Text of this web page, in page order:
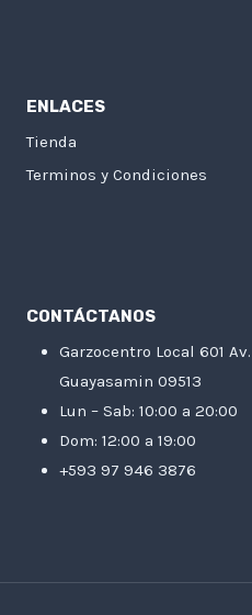
ENLACES
Tienda
Terminos y Condiciones
CONTÁCTANOS
Garzocentro Local 601
Guayasamin 09513
Lun – Sab: 10:00 a 20:00
Dom: 12:00 a 19:00
+593 97 946 3876